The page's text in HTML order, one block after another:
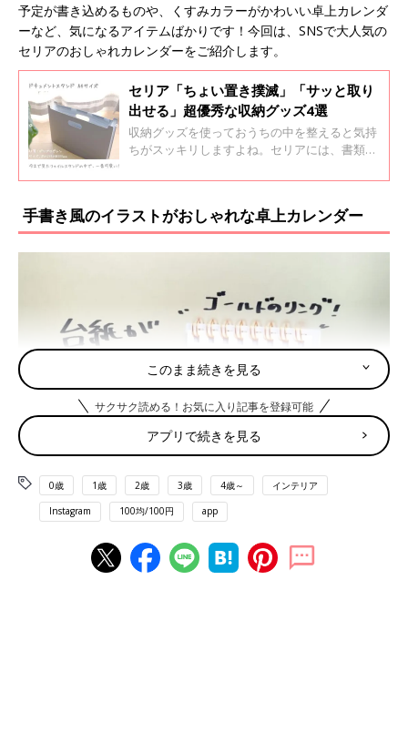
予定が書き込めるものや、くすみカラーがかわいい卓上カレンダ
ーなど、気になるアイテムばかりです！今回は、SNSで大人気の
セリアのおしゃれカレンダーをご紹介します。
セリア「ちょい置き撲滅」「サッと取り
出せる」超優秀な収納グッズ4選
収納グッズを使っておうちの中を整えると気持
ちがスッキリしますよね。セリアには、書類の
わかりやすく収納できるケースなど万能アイテ
の収納グッズをご紹介します。
手書き風のイラストがおしゃれな卓上カレンダー
このまま続きを見る
サクサク読める！お気に入り記事を登録可能
アプリで続きを見る
0歳 1歳 2歳 3歳 4歳～ インテリア
Instagram 100均/100円 app